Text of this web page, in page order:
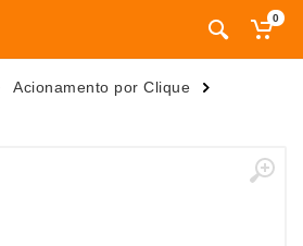
0
Acionamento por Clique